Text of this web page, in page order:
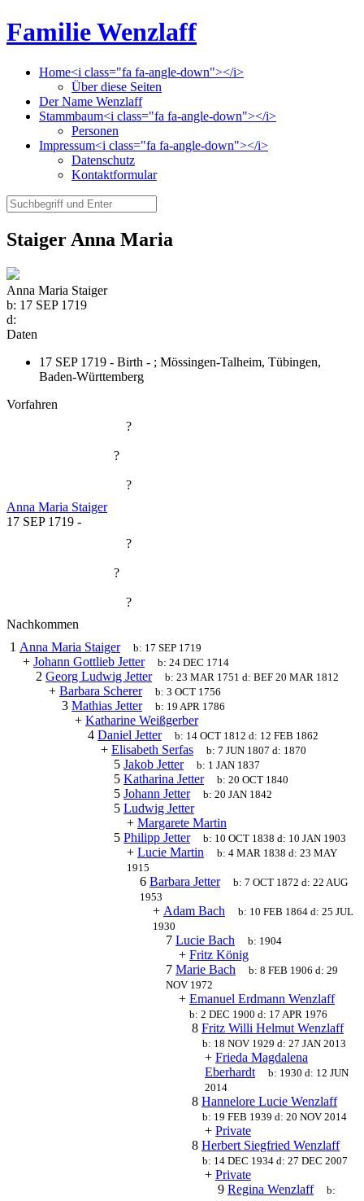
Familie Wenzlaff
Home<i class="fa fa-angle-down"></i>
Über diese Seiten
Der Name Wenzlaff
Stammbaum<i class="fa fa-angle-down"></i>
Personen
Impressum<i class="fa fa-angle-down"></i>
Datenschutz
Kontaktformular
Staiger Anna Maria
Anna Maria Staiger
b: 17 SEP 1719
d:
Daten
17 SEP 1719 - Birth - ; Mössingen-Talheim, Tübingen,
Baden-Württemberg
Vorfahren
?
?
?
Anna Maria Staiger
17 SEP 1719 -
?
?
?
Nachkommen
1 Anna Maria Staiger b: 17 SEP 1719
+ Johann Gottlieb Jetter b:24 DEC 1714
2 Georg Ludwig Jetter b:23 MAR 1751 d:BEF 20 MAR 1812
+ Barbara Scherer b:3 OCT 1756
3 Mathias Jetter b: 19 APR 1786
+ Katharine Weißgerber
4 Daniel Jetter b: 14 OCT 1812 d: 12 FEB 1862
+ Elisabeth Serfas b:7 JUN 1807 d: 1870
5 Jakob Jetter b: 1 JAN 1837
5 Katharina Jetter b:20 OCT 1840
5 Johann Jetter b:20 JAN 1842
5 Ludwig Jetter
+ Margarete Martin
5 Philipp Jetter b: 10 OCT 1838 d: 10 JAN 1903
+ Lucie Martin b:4 MAR 1838 d:23 MAY
1915
6 Barbara Jetter b:7 OCT 1872 d:22 AUG
1953
+ Adam Bach b: 10 FEB 1864 d:25 JUL
1930
7 Lucie Bach b: 1904
+ Fritz König
7 Marie Bach b:8 FEB 1906 d:29
NOV 1972
+ Emanuel Erdmann Wenzlaff
b:2 DEC 1900 d: 17 APR 1976
8 Fritz Willi Helmut Wenzlaff
b: 18 NOV 1929 d:27 JAN 2013
+ Frieda Magdalena
Eberhardt
b: 1930 d: 12 JUN
2014
8 Hannelore Lucie Wenzlaff
b: 19 FEB 1939 d:20 NOV 2014
+ Private
8 Herbert Siegfried Wenzlaff
b: 14 DEC 1934 d:27 DEC 2007
+ Private
9 Regina Wenzlaff
b: